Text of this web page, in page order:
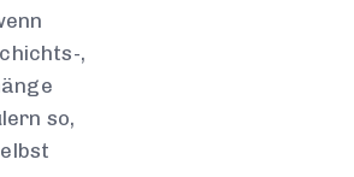
,
so,